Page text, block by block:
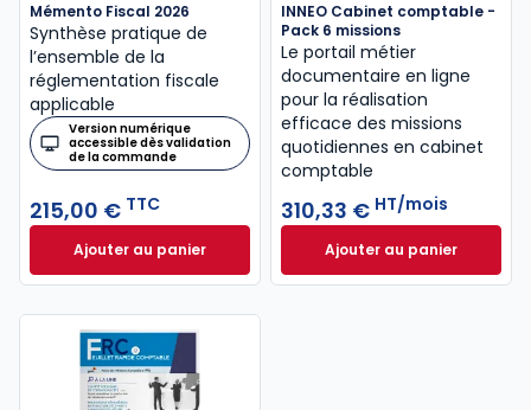
Mémento Fiscal 2026
Synthèse pratique de
l’ensemble de la
réglementation fiscale
applicable
Version numérique
accessible dès validation
de la commande
215,00 € TTC
Ajouter au panierMémento Fiscal 2026 à 215,00 € TTC
INNEO Cabinet comptable -
Pack 6 missions
Le portail métier
documentaire en ligne
pour la réalisation
efficace des missions
quotidiennes en cabinet
comptable
310,33 € HT/mois
Ajouter au panier
INNEO Cabinet